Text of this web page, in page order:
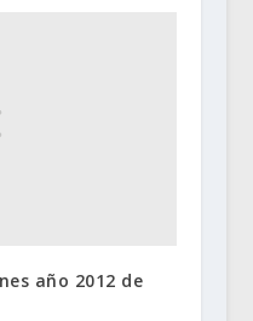
año 2012 de